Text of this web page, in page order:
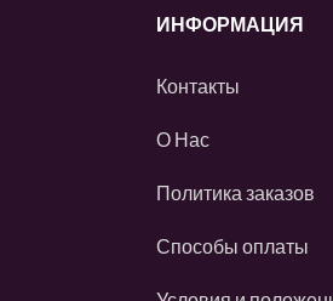
ИНФОРМАЦИЯ
Контакты
О Нас
Политика заказов
Способы оплаты